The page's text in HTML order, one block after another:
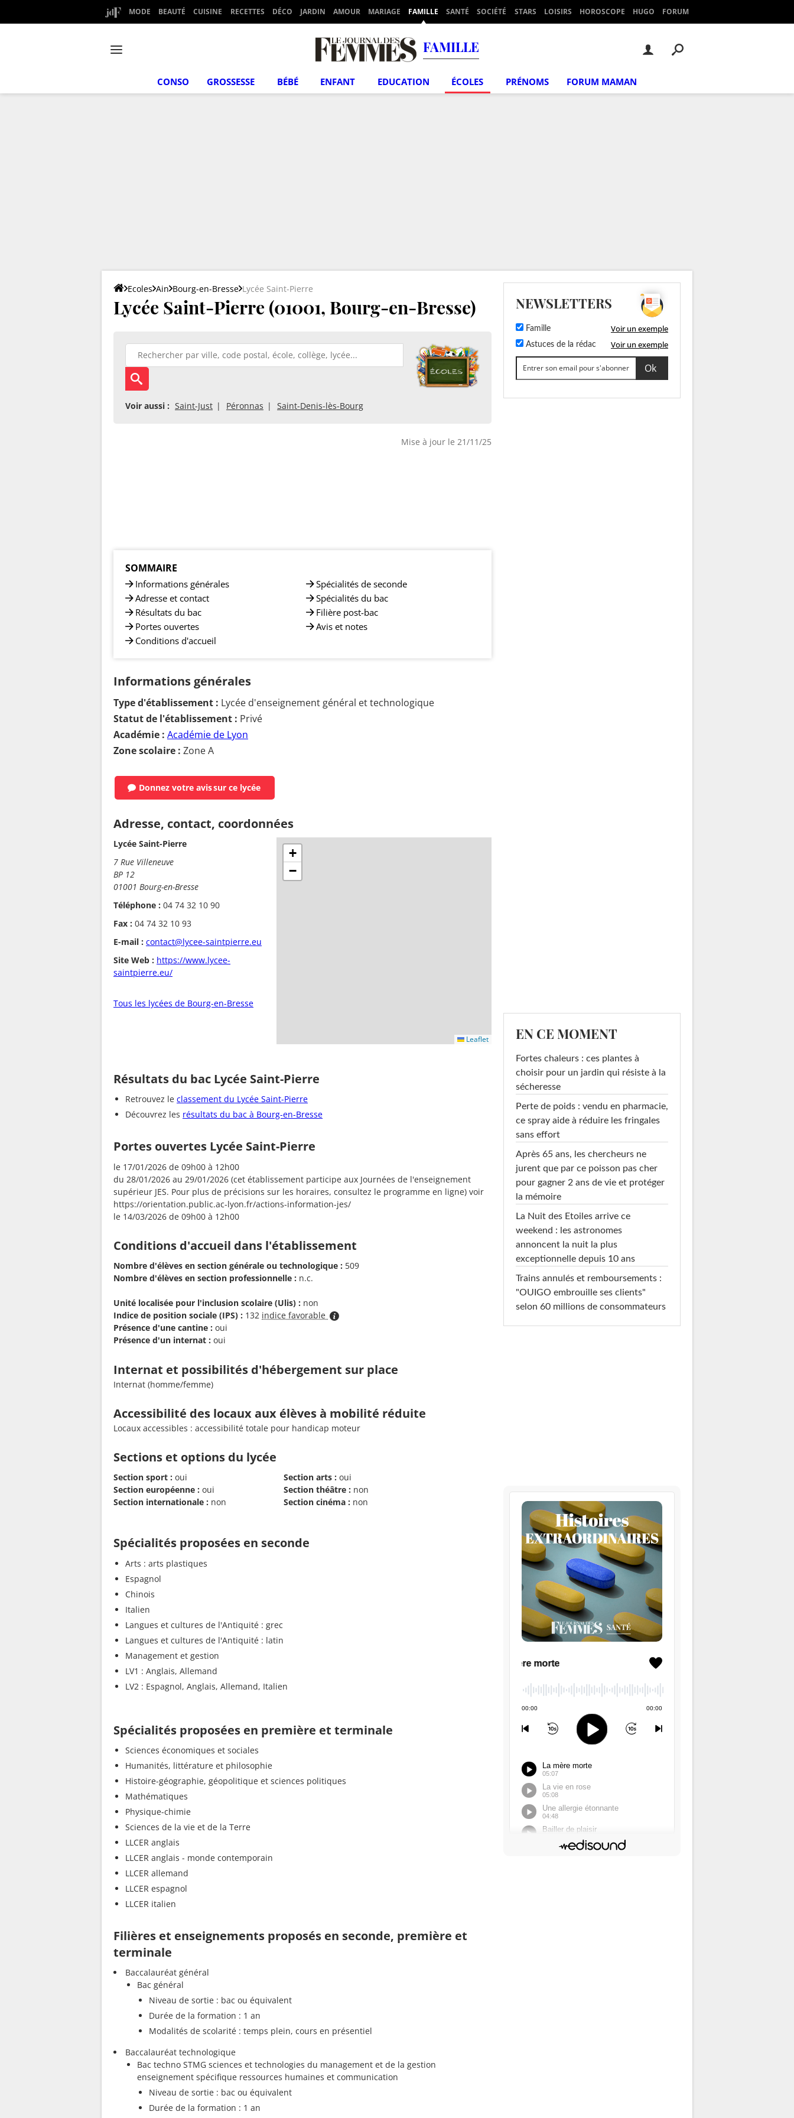
MODE BEAUTÉ CUISINE RECETTES DÉCO JARDIN AMOUR MARIAGE FAMILLE SANTÉ SOCIÉTÉ STARS LOISIRS HOROSCOPE HUGO FORUM
FAMILLE
CONSO GROSSESSE BÉBÉ ENFANT EDUCATION ÉCOLES PRÉNOMS FORUM MAMAN
Ecoles Ain Bourg-en-Bresse Lycée Saint-Pierre
Lycée Saint-Pierre (01001, Bourg-en-Bresse)
Voir aussi : Saint-Just Péronnas Saint-Denis-lès-Bourg
Mise à jour le 21/11/25
SOMMAIRE
Informations générales
Adresse et contact
Résultats du bac
Portes ouvertes
Conditions d'accueil
Spécialités de seconde
Spécialités du bac
Filière post-bac
Avis et notes
Informations générales
Type d'établissement : Lycée d'enseignement général et technologique
Statut de l'établissement : Privé
Académie : Académie de Lyon
Zone scolaire : Zone A
Donnez votre avissur ce lycée
Adresse, contact, coordonnées
Lycée Saint-Pierre
7 Rue Villeneuve
BP 12
01001 Bourg-en-Bresse
Téléphone : 04 74 32 10 90
Fax : 04 74 32 10 93
E-mail : contact@lycee-saintpierre.eu
Site Web : https://www.lycee-
saintpierre.eu/
Tous les lycées de Bourg-en-Bresse
+
−
Leaflet
Résultats du bac Lycée Saint-Pierre
Retrouvez le classement du Lycée Saint-Pierre
Découvrez les résultats du bac à Bourg-en-Bresse
Portes ouvertes Lycée Saint-Pierre
le 17/01/2026 de 09h00 à 12h00
du 28/01/2026 au 29/01/2026 (cet établissement participe aux Journées de l'enseignement
supérieur JES. Pour plus de précisions sur les horaires, consultez le programme en ligne) voir
https://orientation.public.ac-lyon.fr/actions-information-jes/
le 14/03/2026 de 09h00 à 12h00
Conditions d'accueil dans l'établissement
Nombre d'élèves en section générale ou technologique : 509
Nombre d'élèves en section professionnelle : n.c.
Unité localisée pour l'inclusion scolaire (Ulis) : non
Indice de position sociale (IPS) : 132 indice favorable
Présence d'une cantine : oui
Présence d'un internat : oui
Internat et possibilités d'hébergement sur place
Internat (homme/femme)
Accessibilité des locaux aux élèves à mobilité réduite
Locaux accessibles : accessibilité totale pour handicap moteur
Sections et options du lycée
Section sport : oui
Section européenne : oui
Section internationale : non
Section arts : oui
Section théâtre : non
Section cinéma : non
Spécialités proposées en seconde
Arts : arts plastiques
Espagnol
Chinois
Italien
Langues et cultures de l'Antiquité : grec
Langues et cultures de l'Antiquité : latin
Management et gestion
LV1 : Anglais, Allemand
LV2 : Espagnol, Anglais, Allemand, Italien
Spécialités proposées en première et terminale
Sciences économiques et sociales
Humanités, littérature et philosophie
Histoire-géographie, géopolitique et sciences politiques
Mathématiques
Physique-chimie
Sciences de la vie et de la Terre
LLCER anglais
LLCER anglais - monde contemporain
LLCER allemand
LLCER espagnol
LLCER italien
Filières et enseignements proposés en seconde, première et
terminale
Baccalauréat général
Bac général
Niveau de sortie : bac ou équivalent
Durée de la formation : 1 an
Modalités de scolarité : temps plein, cours en présentiel
Baccalauréat technologique
Bac techno STMG sciences et technologies du management et de la gestion
enseignement spécifique ressources humaines et communication
Niveau de sortie : bac ou équivalent
Durée de la formation : 1 an
NEWSLETTERS
Famille Voir un exemple
Astuces de la rédac Voir un exemple
EN CE MOMENT
Fortes chaleurs : ces plantes à
choisir pour un jardin qui résiste à la
sécheresse
Perte de poids : vendu en pharmacie,
ce spray aide à réduire les fringales
sans effort
Après 65 ans, les chercheurs ne
jurent que par ce poisson pas cher
pour gagner 2 ans de vie et protéger
la mémoire
La Nuit des Etoiles arrive ce
weekend : les astronomes
annoncent la nuit la plus
exceptionnelle depuis 10 ans
Trains annulés et remboursements :
"OUIGO embrouille ses clients"
selon 60 millions de consommateurs